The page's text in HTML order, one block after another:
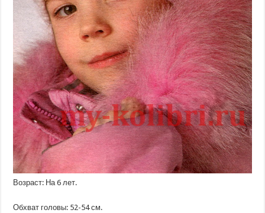
Возраст: На 6 лет.
Обхват головы: 52-54 см.